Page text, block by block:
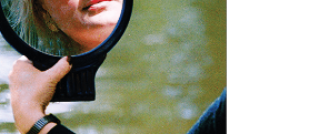
, czyBallada o lekkim
erotycznym– przez całe
się w głosy ludzi,
Polska transformacji
na marginesie.